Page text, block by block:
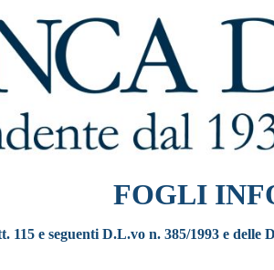
FOGLI
115 e seguenti D.L.vo n. 385/1993 e